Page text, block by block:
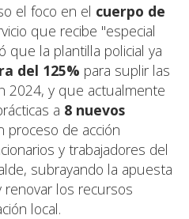
el foco en el cuerpo de
que recibe "especial
que la plantilla policial ya
del 125% para suplir las
2024, y que actualmente
a 8 nuevos
proceso de acción
y trabajadores del
subrayando la apuesta
renovar los recursos
local.